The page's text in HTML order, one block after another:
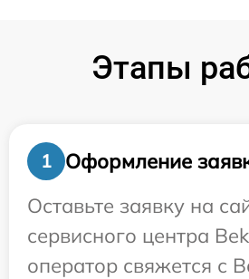
Этапы
1
Оформление
Оставьте заявку на
сервисного центра
оператор свяжется с